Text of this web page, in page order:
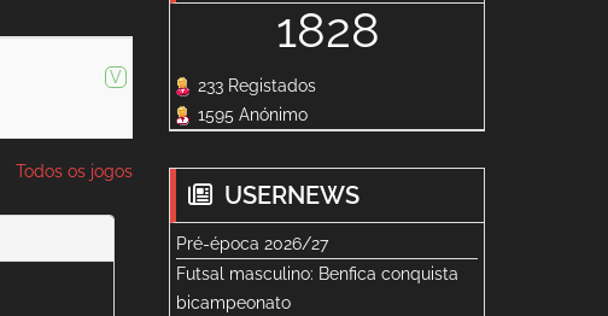
V
Todos os jogos
1828
233 Registados
1595 Anónimo
USERNEWS
Pré-época 2026/27
Futsal masculino: Benfica conquista
bicampeonato